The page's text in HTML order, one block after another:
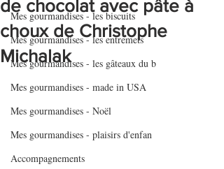
Mes gourmandises - les biscuits
Mes gourmandises - les entremets
Mes gourmandises - les gâteaux du b
Mes gourmandises - made in USA
Mes gourmandises - Noël
Mes gourmandises - plaisirs d'enfan
Accompagnements
de chocolat avec pâte à
choux de Christophe
Michalak